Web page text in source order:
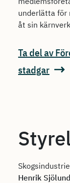
underlätta för
åt sin
Ta del av
stadgar
Henrik Sjölund